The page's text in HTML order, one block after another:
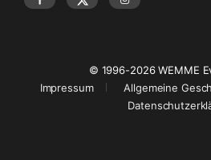
© 1996-2026 WEMME
Impressum
Allgemeine